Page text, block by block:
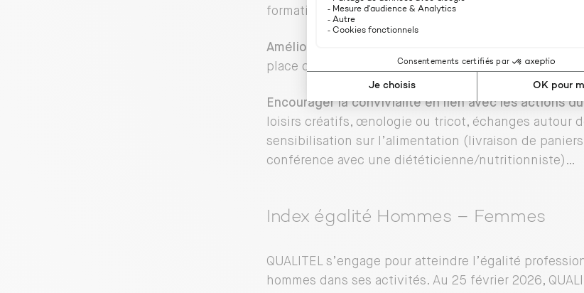
formation sur le numérique
Améliorer la qualité de vie au travail :
plan
place du télétravail, création d’une mission de
Encourager la convivialité en lien avec les actions
loisirs créatifs, œnologie ou tricot, échanges autour
sensibilisation sur l’alimentation (livraison de
conférence avec une diététicienne/nutritionniste)…
Index égalité Hommes – Femmes
QUALITEL s’engage pour atteindre l’égalité
hommes dans ses activités. Au 25 février 2026,